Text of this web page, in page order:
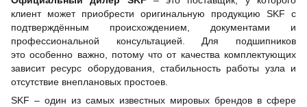
клиент может приобрести оригинальную продукцию SKF с
подтверждённым происхождением, документами и
профессиональной консультацией. Для подшипников
это особенно важно, потому что от качества комплектующих
зависит ресурс оборудования, стабильность работы узла и
отсутствие внеплановых простоев.
SKF – один из самых известных мировых брендов в сфере